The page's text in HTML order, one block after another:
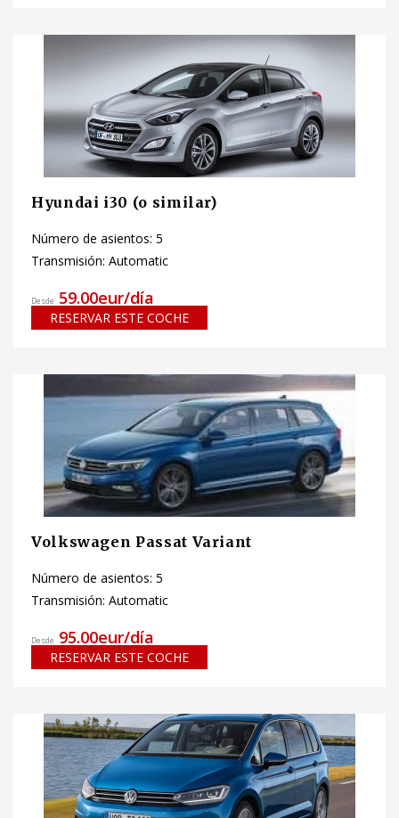
Hyundai i30 (o similar)
Número de asientos: 5
Transmisión: Automatic
Desde 59.00eur/día
RESERVAR ESTE COCHE
Volkswagen Passat Variant
Número de asientos: 5
Transmisión: Automatic
Desde 95.00eur/día
RESERVAR ESTE COCHE